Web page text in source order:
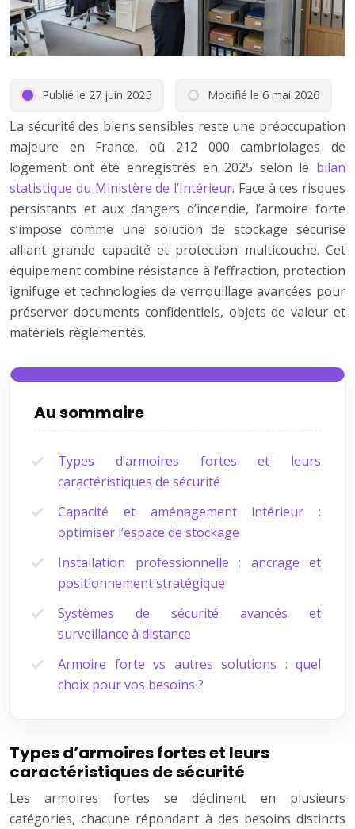
Publié le 27 juin 2025 Modifié le 6 mai 2026
La sécurité des biens sensibles reste une préoccupation
majeure en France, où 212 000 cambriolages de
logement ont été enregistrés en 2025 selon le bilan
statistique du Ministère de l’Intérieur. Face à ces risques
persistants et aux dangers d’incendie, l’armoire forte
s’impose comme une solution de stockage sécurisé
alliant grande capacité et protection multicouche. Cet
équipement combine résistance à l’effraction, protection
ignifuge et technologies de verrouillage avancées pour
préserver documents confidentiels, objets de valeur et
matériels réglementés.
Au sommaire
Types d’armoires fortes et leurs
caractéristiques de sécurité
Capacité et aménagement intérieur :
optimiser l’espace de stockage
Installation professionnelle : ancrage et
positionnement stratégique
Systèmes de sécurité avancés et
surveillance à distance
Armoire forte vs autres solutions : quel
choix pour vos besoins ?
Types d’armoires fortes et leurs
caractéristiques de sécurité
Les armoires fortes se déclinent en plusieurs
catégories, chacune répondant à des besoins distincts